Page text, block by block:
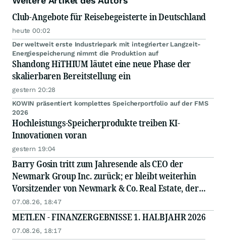
Club-Angebote für Reisebegeisterte in Deutschland
heute 00:02
Der weltweit erste Industriepark mit integrierter Langzeit-
Energiespeicherung nimmt die Produktion auf
Shandong HiTHIUM läutet eine neue Phase der
skalierbaren Bereitstellung ein
gestern 20:28
KOWIN präsentiert komplettes Speicherportfolio auf der FMS
2026
Hochleistungs-Speicherprodukte treiben KI-
Innovationen voran
gestern 19:04
Barry Gosin tritt zum Jahresende als CEO der
Newmark Group Inc. zurück; er bleibt weiterhin
Vorsitzender von Newmark & Co. Real Estate, der
operativen Gesellschaft von Newmark
07.08.26, 18:47
METLEN - FINANZERGEBNISSE 1. HALBJAHR 2026
07.08.26, 18:17